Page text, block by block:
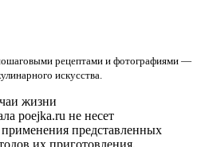
рецептами и фотографиями —
искусства.
жизни
poejka.ru не несет
применения представленных